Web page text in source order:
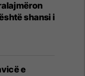
shansi i
e